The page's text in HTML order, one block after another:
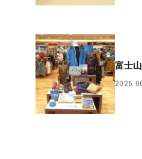
富士